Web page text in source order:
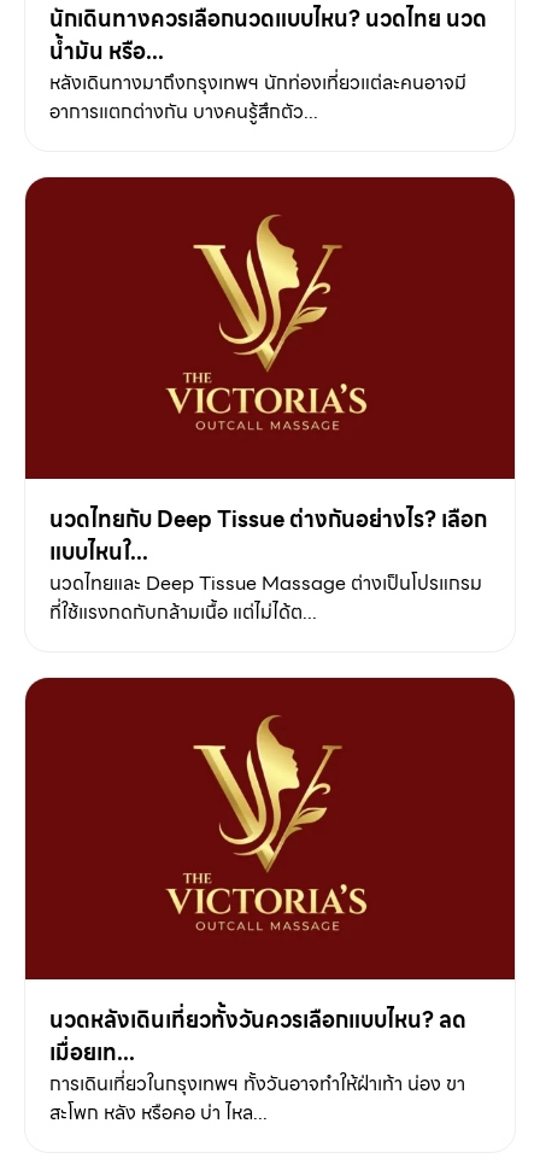
นักเดินทางควรเลือกนวดแบบไหน? นวดไทย นวด
น้ำมัน หรือ...
หลังเดินทางมาถึงกรุงเทพฯ นักท่องเที่ยวแต่ละคนอาจมี
อาการแตกต่างกัน บางคนรู้สึกตัว...
นวดไทยกับ Deep Tissue ต่างกันอย่างไร? เลือก
แบบไหนใ...
นวดไทยและ Deep Tissue Massage ต่างเป็นโปรแกรม
ที่ใช้แรงกดกับกล้ามเนื้อ แต่ไม่ได้ต...
นวดหลังเดินเที่ยวทั้งวันควรเลือกแบบไหน? ลด
เมื่อยเท...
การเดินเที่ยวในกรุงเทพฯ ทั้งวันอาจทำให้ฝ่าเท้า น่อง ขา
สะโพก หลัง หรือคอ บ่า ไหล...